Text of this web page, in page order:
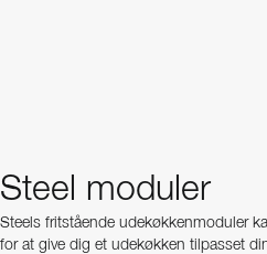
Steel moduler
Steels fritstående udekøkkenmoduler
for at give dig et udekøkken tilpasset